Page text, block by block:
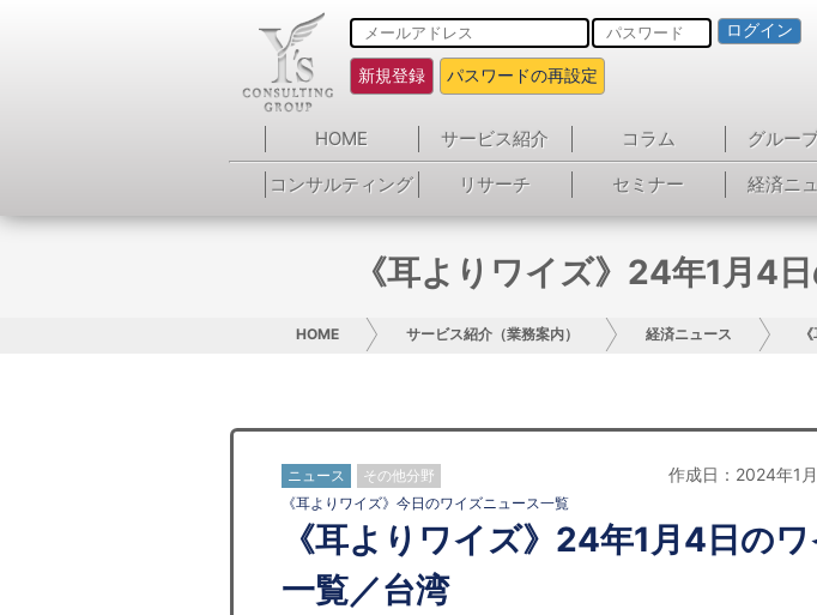
ログイン
新規登録 パスワードの再設定
HOME サービス紹介 コラム グルー
コンサルティング
リサーチ セミナー 経済ニ
《耳よりワイズ》24年1月4
HOME サービス紹介（業務案内） 経済ニュース
ニュース その他分野 作成日：2024年1
《耳よりワイズ》今日のワイズニュース一覧
《耳よりワイズ》24年1月4日の
一覧／台湾